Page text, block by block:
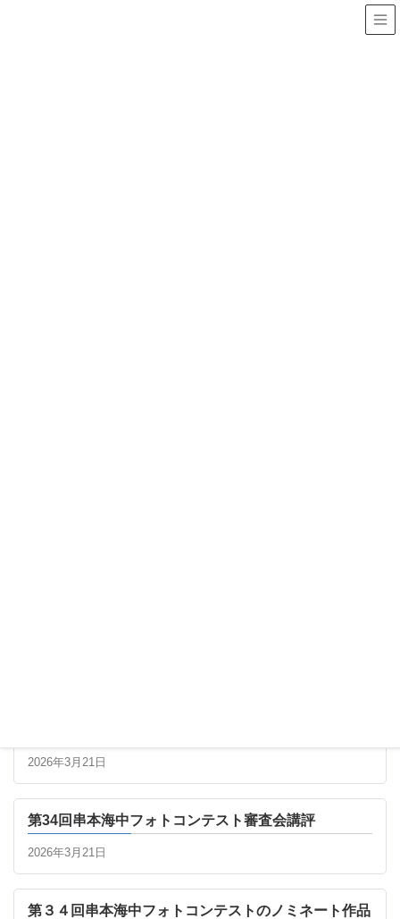
2026年3月21日
第34回串本海中フォトコンテスト審査会講評
2026年3月21日
第３４回串本海中フォトコンテストのノミネート作品